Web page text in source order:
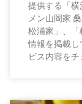
提供する「横
メン山岡家
松浦家」、「
情報を掲載
ビス内容をチ